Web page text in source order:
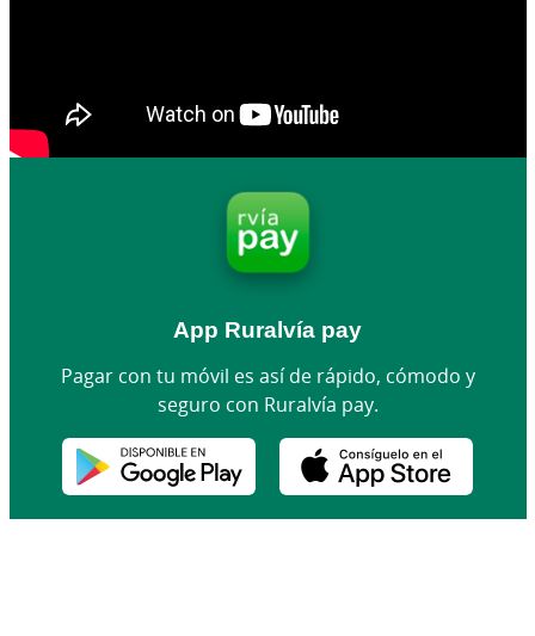
App Ruralvía pay
Pagar con tu móvil es así de rápido, cómodo y
seguro con Ruralvía pay.